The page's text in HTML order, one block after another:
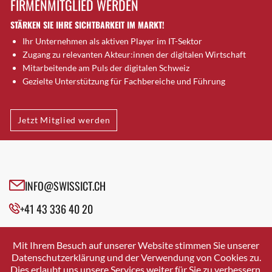
Brugg AG
Brütten
Bubendorf
Bubikon
Buchs (SG)
Bäretswil
Bülach
Cazis
Crissier
Davos Platz
Dierikon
Dietikon
FIRMENMITGLIED WERDEN
STÄRKEN SIE IHRE SICHTBARKEIT IM MARKT!
Ihr Unternehmen als aktiven Player im IT-Sektor
Zugang zu relevanten Akteur:innen der digitalen Wirtschaft
Mitarbeitende am Puls der digitalen Schweiz
Gezielte Unterstützung für Fachbereiche und Führung
Jetzt Mitglied werden
INFO@SWISSICT.CH
+41 43 336 40 20
SWISSICT
VULKANSTRASSE 120
8048 ZURICH
Mit Ihrem Besuch auf unserer Website stimmen Sie unserer
Datenschutzerklärung und der Verwendung von Cookies zu.
Dies erlaubt uns unsere Services weiter für Sie zu verbessern.